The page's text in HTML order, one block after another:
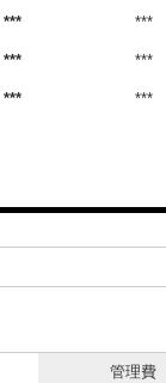
*** ***
*** ***
*** ***
管理費